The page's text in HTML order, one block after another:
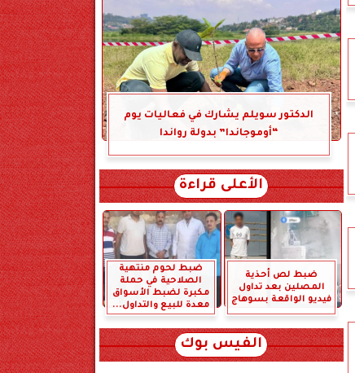
الدكتور سويلم يشارك في فعاليات يوم
“أوموجاندا” بدولة رواندا
الأعلى قراءة
ضبط لص أحذية
المصلين بعد تداول
فيديو الواقعة بسوهاج
ضبط لحوم منتهية
الصلاحية في حملة
مكبرة لضبط الأسواق
معدة للبيع والتداول...
الفيس بوك